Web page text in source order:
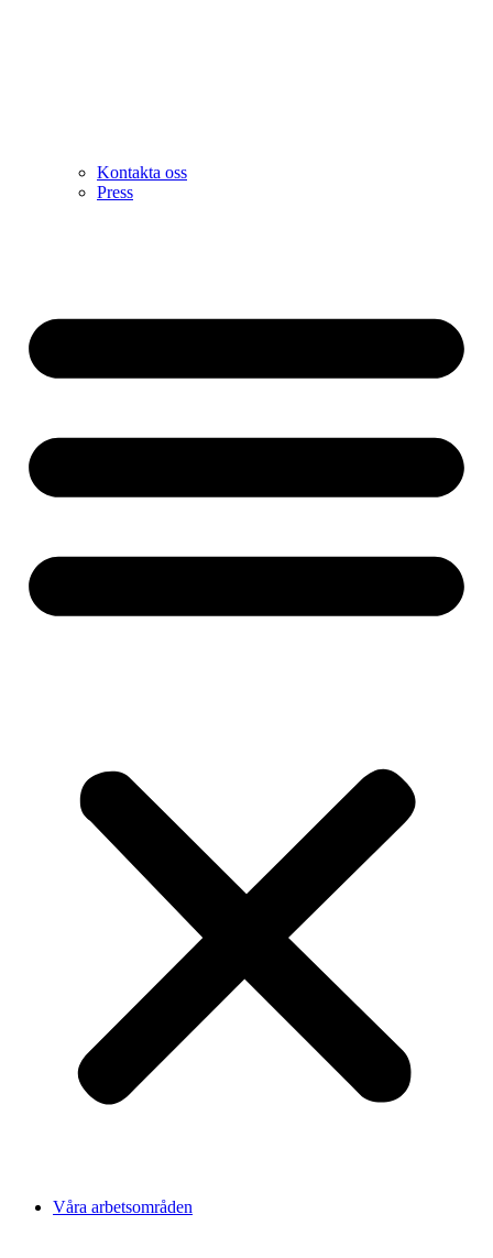
Kontakta oss
Press
Våra arbetsområden